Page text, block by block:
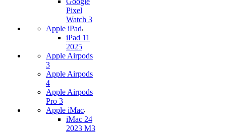
Pixel
Watch 3
Apple iPad
iPad 11
2025
Apple Airpods
3
Apple Airpods
4
Apple Airpods
Pro 3
Apple iMac
iMac 24
2023 M3